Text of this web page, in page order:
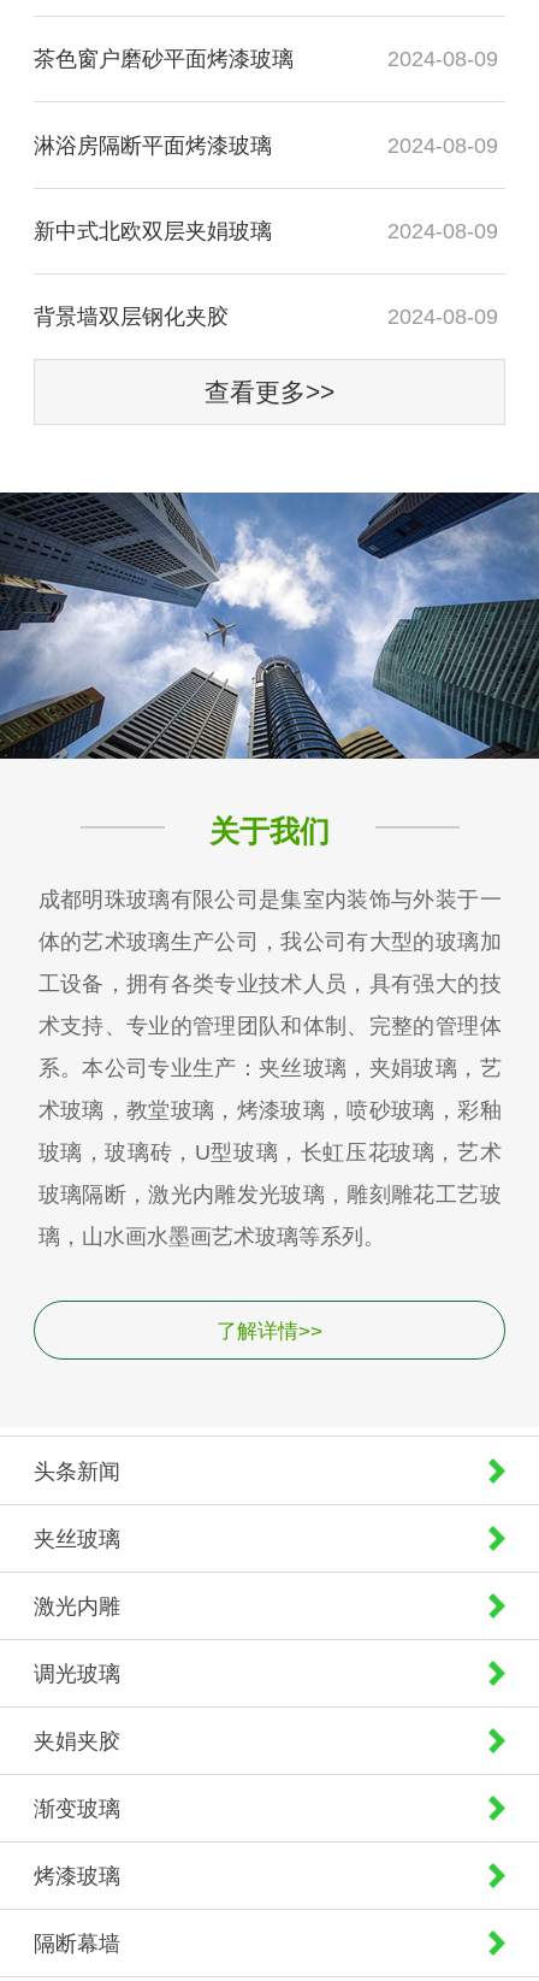
茶色窗户磨砂平面烤漆玻璃 2024-08-09
淋浴房隔断平面烤漆玻璃 2024-08-09
新中式北欧双层夹娟玻璃 2024-08-09
背景墙双层钢化夹胶 2024-08-09
查看更多>>
关于我们
成都明珠玻璃有限公司是集室内装饰与外装于一
体的艺术玻璃生产公司，我公司有大型的玻璃加
工设备，拥有各类专业技术人员，具有强大的技
术支持、专业的管理团队和体制、完整的管理体
系。本公司专业生产：夹丝玻璃，夹娟玻璃，艺
术玻璃，教堂玻璃，烤漆玻璃，喷砂玻璃，彩釉
玻璃，玻璃砖，U型玻璃，长虹压花玻璃，艺术
玻璃隔断，激光内雕发光玻璃，雕刻雕花工艺玻
璃，山水画水墨画艺术玻璃等系列。
了解详情>>
头条新闻
夹丝玻璃
激光内雕
调光玻璃
夹娟夹胶
渐变玻璃
烤漆玻璃
隔断幕墙